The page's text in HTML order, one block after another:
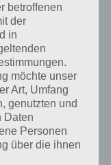
betroffenen
der
in
möchte unser
Art, Umfang
genutzten und
Daten
Personen
über die ihnen